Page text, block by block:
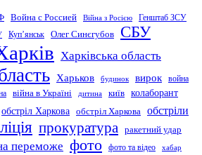
Война с Россией Війна з Росією Генштаб ЗСУ
Купʼянськ Олег Синєгубов СБУ
Харківська область
Харьков будинок вирок война
війна в Україні дитина київ колаборант
обстріл Харкова обстріл Харкова обстріли
прокуратура
ракетний удар
переможе фото фото та відео хабар